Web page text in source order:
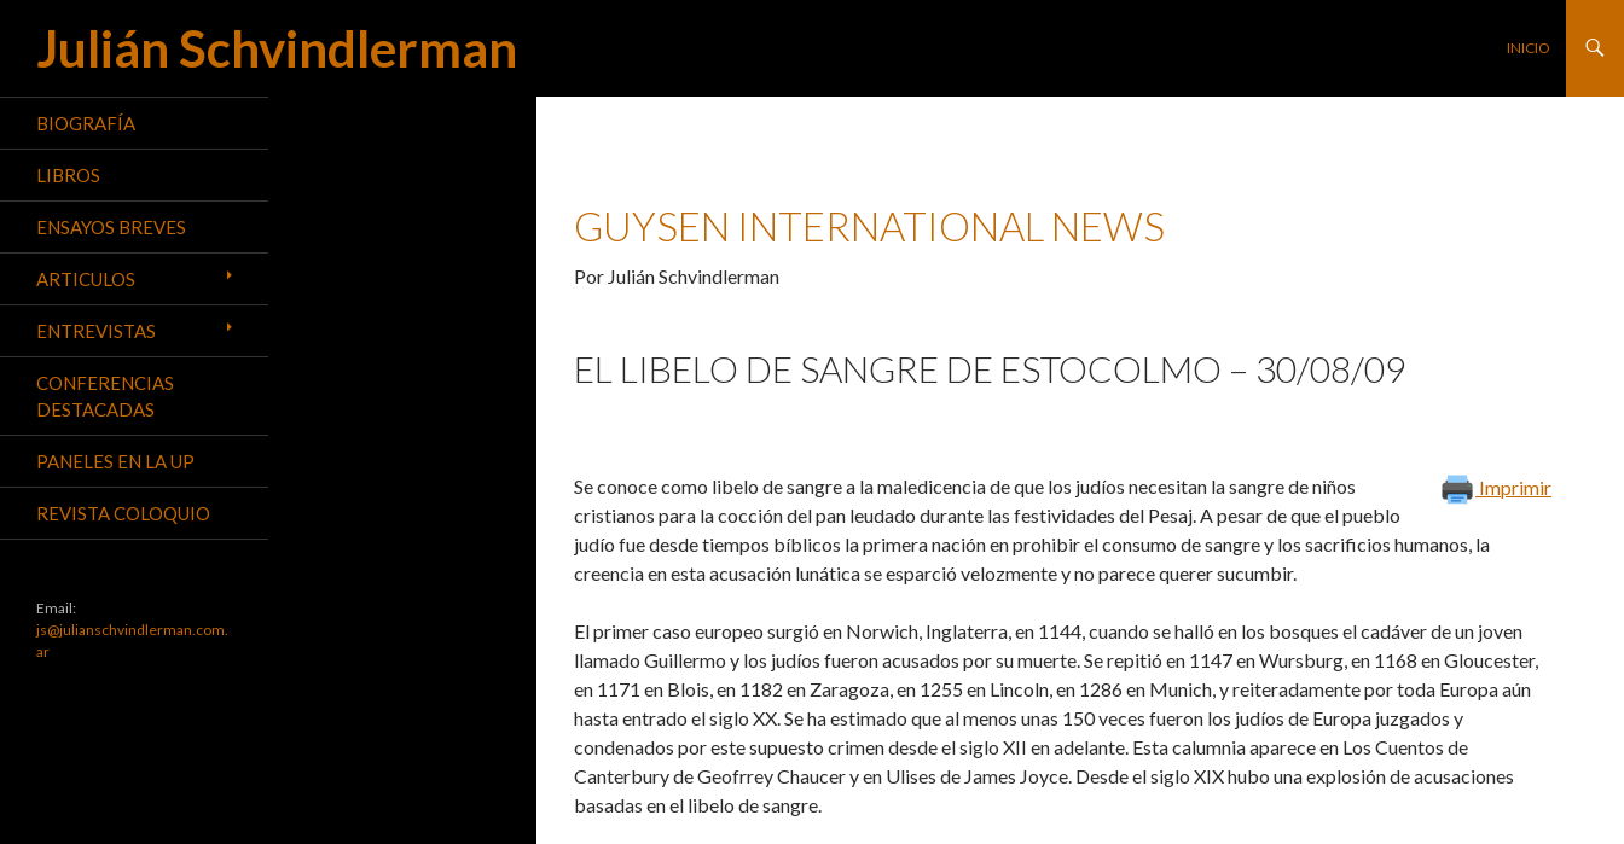
Julián Schvindlerman
Buscar SALTAR AL
INICIO
GUYSEN INTERNATIONAL NEWS
Por Julián Schvindlerman
EL LIBELO DE SANGRE DE ESTOCOLMO – 30/08/09
Imprimir
Se conoce como libelo de sangre a la maledicencia de que los judíos necesitan la sangre de niños
cristianos para la cocción del pan leudado durante las festividades del Pesaj. A pesar de que el pueblo
judío fue desde tiempos bíblicos la primera nación en prohibir el consumo de sangre y los sacrificios humanos, la
creencia en esta acusación lunática se esparció velozmente y no parece querer sucumbir.
El primer caso europeo surgió en Norwich, Inglaterra, en 1144, cuando se halló en los bosques el cadáver de un joven
llamado Guillermo y los judíos fueron acusados por su muerte. Se repitió en 1147 en Wursburg, en 1168 en Gloucester,
en 1171 en Blois, en 1182 en Zaragoza, en 1255 en Lincoln, en 1286 en Munich, y reiteradamente por toda Europa aún
hasta entrado el siglo XX. Se ha estimado que al menos unas 150 veces fueron los judíos de Europa juzgados y
condenados por este supuesto crimen desde el siglo XII en adelante. Esta calumnia aparece en Los Cuentos de
Canterbury de Geofrrey Chaucer y en Ulises de James Joyce. Desde el siglo XIX hubo una explosión de acusaciones
basadas en el libelo de sangre.
BIOGRAFÍA
LIBROS
ENSAYOS BREVES
ARTICULOS
ENTREVISTAS
CONFERENCIAS
DESTACADAS
PANELES EN LA UP
REVISTA COLOQUIO
Email:
js@julianschvindlerman.com.
ar